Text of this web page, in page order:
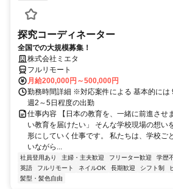
探究コーディネーター
全国での大規模募集！
株式会社ミエタ
フルリモート
月給200,000円～500,000円
勤務時間詳細 ※対応案件による 基本的に
週2～5日程度の出勤
仕事内容 【日本の教育を、一緒に前進させ
い教育を届けたい」 そんな学校現場の想い
形にしていく仕事です。 私たちは、学校ご
いながら...
社員登用あり 主婦・主夫歓迎 フリーター歓迎 学歴
英語
フルリモート ネイルOK 長期歓迎 シフト制
髪型・髪色自由